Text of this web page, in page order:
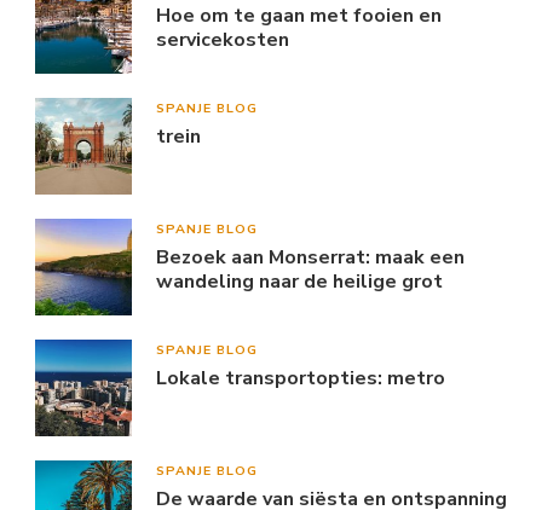
Hoe om te gaan met fooien en
servicekosten
SPANJE BLOG
trein
SPANJE BLOG
Bezoek aan Monserrat: maak een
wandeling naar de heilige grot
SPANJE BLOG
Lokale transportopties: metro
SPANJE BLOG
De waarde van siësta en ontspanning